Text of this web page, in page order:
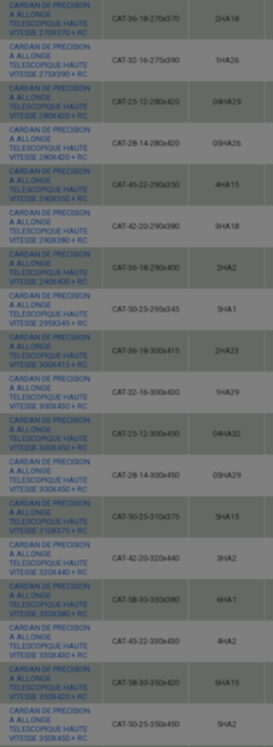
CARDAN DE PRECISION
A ALLONGE
TELESCOPIQUE HAUTE
VITESSE 270X370 + RC
CAT-36-18-270x370 2HA18
CARDAN DE PRECISION
A ALLONGE
TELESCOPIQUE HAUTE
VITESSE 275X390 + RC
CAT-32-16-275x390 1HA26
CARDAN DE PRECISION
A ALLONGE
TELESCOPIQUE HAUTE
VITESSE 280X420 + RC
CAT-25-12-280x420 04HA29
CARDAN DE PRECISION
A ALLONGE
TELESCOPIQUE HAUTE
VITESSE 280X420 + RC
CAT-28-14-280x420 05HA26
CARDAN DE PRECISION
A ALLONGE
TELESCOPIQUE HAUTE
VITESSE 290X350 + RC
CAT-45-22-290x350 4HA15
CARDAN DE PRECISION
A ALLONGE
TELESCOPIQUE HAUTE
VITESSE 290X380 + RC
CAT-42-20-290x380 3HA18
CARDAN DE PRECISION
A ALLONGE
TELESCOPIQUE HAUTE
VITESSE 290X400 + RC
CAT-36-18-290x400 2HA2
CARDAN DE PRECISION
A ALLONGE
TELESCOPIQUE HAUTE
VITESSE 295X345 + RC
CAT-50-25-295x345 5HA1
CARDAN DE PRECISION
A ALLONGE
TELESCOPIQUE HAUTE
VITESSE 300X415 + RC
CAT-36-18-300x415 2HA23
CARDAN DE PRECISION
A ALLONGE
TELESCOPIQUE HAUTE
VITESSE 300X430 + RC
CAT-32-16-300x430 1HA29
CARDAN DE PRECISION
A ALLONGE
TELESCOPIQUE HAUTE
VITESSE 300X450 + RC
CAT-25-12-300x450 04HA32
CARDAN DE PRECISION
A ALLONGE
TELESCOPIQUE HAUTE
VITESSE 300X450 + RC
CAT-28-14-300x450 05HA29
CARDAN DE PRECISION
A ALLONGE
TELESCOPIQUE HAUTE
VITESSE 310X375 + RC
CAT-50-25-310x375 5HA15
CARDAN DE PRECISION
A ALLONGE
TELESCOPIQUE HAUTE
VITESSE 320X440 + RC
CAT-42-20-320x440 3HA2
CARDAN DE PRECISION
A ALLONGE
TELESCOPIQUE HAUTE
VITESSE 330X380 + RC
CAT-58-30-330x380 6HA1
CARDAN DE PRECISION
A ALLONGE
TELESCOPIQUE HAUTE
VITESSE 330X430 + RC
CAT-45-22-330x430 4HA2
CARDAN DE PRECISION
A ALLONGE
TELESCOPIQUE HAUTE
VITESSE 350X420 + RC
CAT-58-30-350x420 6HA15
CARDAN DE PRECISION
A ALLONGE
TELESCOPIQUE HAUTE
VITESSE 350X450 + RC
CAT-50-25-350x450 5HA2